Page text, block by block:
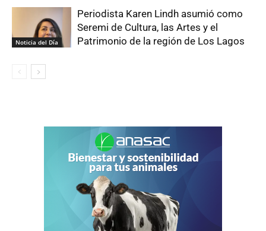
Noticia del Día
Periodista Karen Lindh asumió como
Seremi de Cultura, las Artes y el
Patrimonio de la región de Los Lagos